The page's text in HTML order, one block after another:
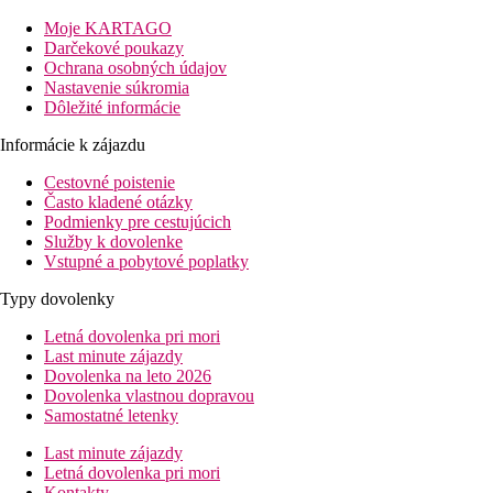
Vzdialenosť
pláže: 20 m
letisko: 35 km Bodrum
centrá: 400 m Gümbet, 3 km Bodrum
nákupných možností: v hoteli
Popis izby
kúpeľňa/WC (sušič vlasov),
klimatizácia
TV/Sat.
telefón
trezor
hlavná budova
Ostatné typy izieb (pokiaľ nie je uvedené inak, majú izby vyššie
uvedené vybavenie)
Dvojlôžková izba Club:
v klubovej časti hotela
v hlavnej budove
1 spálňa a obývacia časť, 1 kúpeľňa
Moje KARTAGO
Darčekové poukazy
Ochrana osobných údajov
Nastavenie súkromia
Dôležité informácie
Informácie k zájazdu
Cestovné poistenie
Často kladené otázky
Podmienky pre cestujúcich
Služby k dovolenke
Vstupné a pobytové poplatky
Typy dovolenky
Letná dovolenka pri mori
Last minute zájazdy
Dovolenka na leto 2026
Dovolenka vlastnou dopravou
Samostatné letenky
Last minute zájazdy
Letná dovolenka pri mori